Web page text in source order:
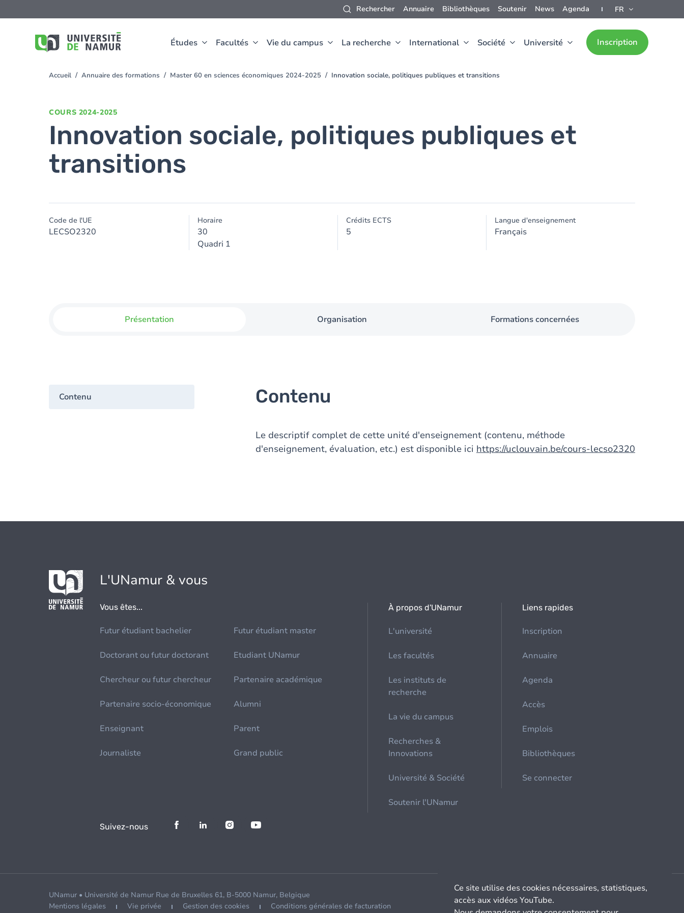
Rechercher Annuaire Bibliothèques Soutenir News Agenda FR
Études Facultés Vie du campus La recherche International Société Université Inscription
au
You
Accueil Annuaire des formations Master 60 en sciences économiques 2024-2025 Innovation sociale, politiques publiques et transitions
COURS 2024-2025
Innovation sociale, politiques publiques et
transitions
Code de l'UE
LECSO2320
Horaire
30
Quadri 1
Crédits ECTS
5
Langue d'enseignement
Français
Présentation Organisation Formations concernées
Contenu Contenu
Le descriptif complet de cette unité d'enseignement (contenu, méthode
d'enseignement, évaluation, etc.) est disponible ici https://uclouvain.be/cours-lecso2320
L'UNamur & vous
Vous êtes...
Futur étudiant bachelier Futur étudiant master
Doctorant ou futur doctorant Etudiant UNamur
Chercheur ou futur chercheur Partenaire académique
Partenaire socio-économique Alumni
Enseignant Parent
Journaliste Grand public
À propos d'UNamur
L'université
Les facultés
Les instituts de
recherche
La vie du campus
Recherches &
Innovations
Université & Société
Soutenir l'UNamur
Liens rapides
Inscription
Annuaire
Agenda
Accès
Emplois
Bibliothèques
Se connecter
Suivez-nous
UNamur • Université de Namur Rue de Bruxelles 61, B-5000 Namur, Belgique
Mentions légales
Vie privée Gestion des cookies Conditions générales de facturation
Ce site utilise des cookies nécessaires, statistiques,
accès aux vidéos YouTube.